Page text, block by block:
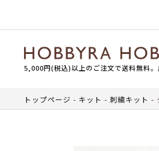
5,000円(税込)以上のご注文で送料無料
トップページ キット 刺繍キット